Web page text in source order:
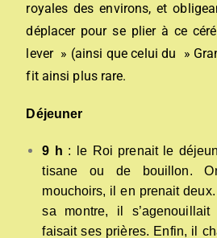
royales des environs, et
déplacer pour se plier à ce
lever » (ainsi que celui du »
fit ainsi plus rare.
Déjeuner
9 h : le Roi prenait le
tisane ou de bouillon.
mouchoirs, il en prenait
sa montre, il
faisait ses prières. Enfin, il